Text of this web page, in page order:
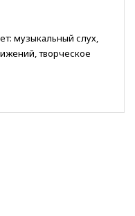
музыкальный слух,
творческое